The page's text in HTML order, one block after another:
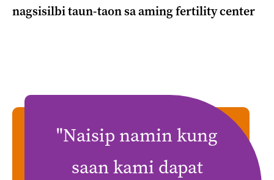
nagsisilbi taun-taon sa aming fertility center
"Naisip namin kung
saan kami dapat